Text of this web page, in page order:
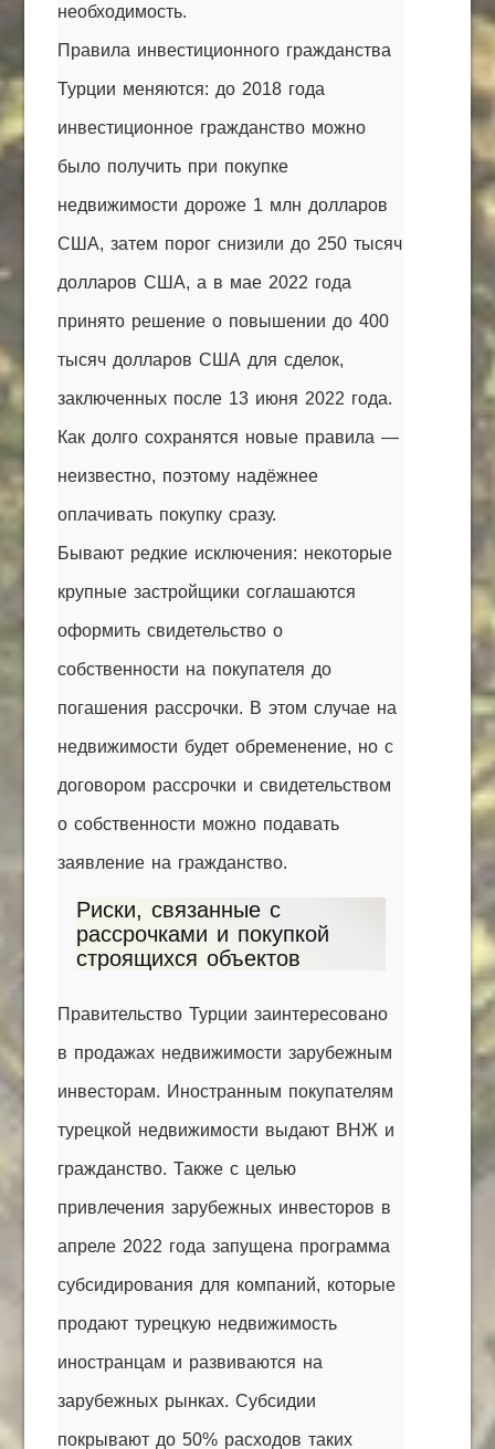
необходимость.
Правила инвестиционного гражданства
Турции меняются: до 2018 года
инвестиционное гражданство можно
было получить при покупке
недвижимости дороже 1 млн долларов
США, затем порог снизили до 250 тысяч
долларов США, а в мае 2022 года
принято решение о повышении до 400
тысяч долларов США для сделок,
заключенных после 13 июня 2022 года.
Как долго сохранятся новые правила —
неизвестно, поэтому надёжнее
оплачивать покупку сразу.
Бывают редкие исключения: некоторые
крупные застройщики соглашаются
оформить свидетельство о
собственности на покупателя до
погашения рассрочки. В этом случае на
недвижимости будет обременение, но с
договором рассрочки и свидетельством
о собственности можно подавать
заявление на гражданство.
Риски, связанные с
рассрочками и покупкой
строящихся объектов
Правительство Турции заинтересовано
в продажах недвижимости зарубежным
инвесторам. Иностранным покупателям
турецкой недвижимости выдают ВНЖ и
гражданство. Также с целью
привлечения зарубежных инвесторов в
апреле 2022 года запущена программа
субсидирования для компаний, которые
продают турецкую недвижимость
иностранцам и развиваются на
зарубежных рынках. Субсидии
покрывают до 50% расходов таких